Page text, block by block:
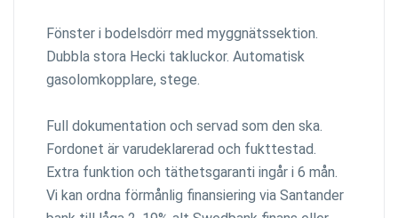
Fönster i bodelsdörr med myggnätssektion.
Dubbla stora Hecki takluckor. Automatisk
gasolomkopplare, stege.
Full dokumentation och servad som den ska.
Fordonet är varudeklarerad och fukttestad.
Extra funktion och täthetsgaranti ingår i 6 mån.
Vi kan ordna förmånlig finansiering via Santander